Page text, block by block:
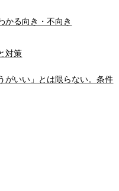
かる向き・不向き
対策
がいい」とは限らない。条件